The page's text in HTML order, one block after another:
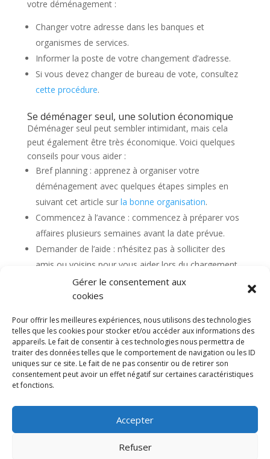
Gérer le consentement aux
cookies
Pour offrir les meilleures expériences, nous utilisons des technologies
telles que les cookies pour stocker et/ou accéder aux informations des
appareils. Le fait de consentir à ces technologies nous permettra de
traiter des données telles que le comportement de navigation ou les ID
uniques sur ce site. Le fait de ne pas consentir ou de retirer son
consentement peut avoir un effet négatif sur certaines caractéristiques
et fonctions.
Accepter
Refuser
votre déménagement :
Changer votre adresse dans les banques et
organismes de services.
Informer la poste de votre changement d’adresse.
Si vous devez changer de bureau de vote, consultez
cette procédure.
Se déménager seul, une solution économique
Déménager seul peut sembler intimidant, mais cela
peut également être très économique. Voici quelques
conseils pour vous aider :
Bref planning : apprenez à organiser votre
déménagement avec quelques étapes simples en
suivant cet article sur la bonne organisation.
Commencez à l’avance : commencez à préparer vos
affaires plusieurs semaines avant la date prévue.
Demander de l’aide : n’hésitez pas à solliciter des
amis ou voisins pour vous aider lors du chargement.
Diable electrique CGV
Mentions légales
Politique de confidentialité et protection des
données
Paiement sécurisé
© 2025 MNG SORARE. Tous droits réservés. Prix
affichés en euros et hors TVA. Site dédié aux